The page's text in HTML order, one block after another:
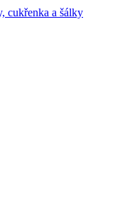
cukřenka a šálky